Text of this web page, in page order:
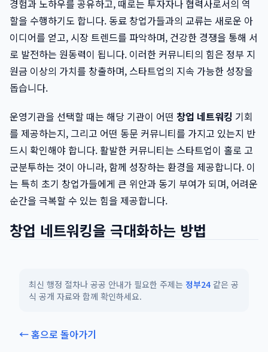
경험과 노하우를 공유하고, 때로는 투자자나 협력사로서의 역
할을 수행하기도 합니다. 동료 창업가들과의 교류는 새로운 아
이디어를 얻고, 시장 트렌드를 파악하며, 건강한 경쟁을 통해 서
로 발전하는 원동력이 됩니다. 이러한 커뮤니티의 힘은 정부 지
원금 이상의 가치를 창출하며, 스타트업의 지속 가능한 성장을
돕습니다.
운영기관을 선택할 때는 해당 기관이 어떤 창업 네트워킹 기회
를 제공하는지, 그리고 어떤 동문 커뮤니티를 가지고 있는지 반
드시 확인해야 합니다. 활발한 커뮤니티는 스타트업이 홀로 고
군분투하는 것이 아니라, 함께 성장하는 환경을 제공합니다. 이
는 특히 초기 창업가들에게 큰 위안과 동기 부여가 되며, 어려운
순간을 극복할 수 있는 힘을 제공합니다.
창업 네트워킹을 극대화하는 방법
최신 행정 절차나 공공 안내가 필요한 주제는 정부24 같은 공
식 공개 자료와 함께 확인하세요.
← 홈으로 돌아가기